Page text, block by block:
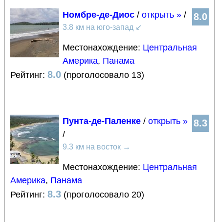
8.0
Номбре-де-Диос / открыть » /
3.8 км на юго-запад ↙
Местонахождение: Центральная
Америка, Панама
Рейтинг: 8.0 (проголосовало 13)
8.3
Пунта-де-Паленке / открыть »
/
9.3 км на восток →
Местонахождение: Центральная
Америка, Панама
Рейтинг: 8.3 (проголосовало 20)